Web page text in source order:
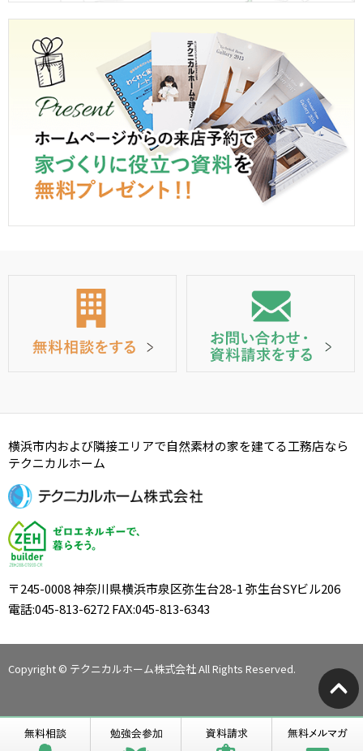
横浜市内および隣接エリアで自然素材の家を建てる工務店なら
テクニカルホーム
〒245-0008 神奈川県横浜市泉区弥生台28-1 弥生台SYビル206
電話:045-813-6272 FAX:045-813-6343
Copyright © テクニカルホーム株式会社 All Rights Reserved.